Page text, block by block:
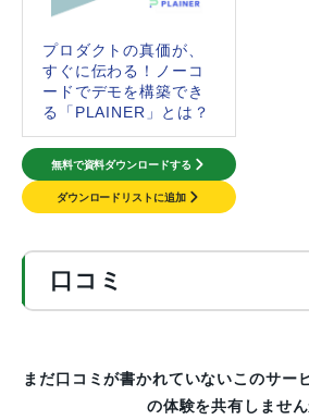
プロダクトの真価が、
すぐに伝わる！ノーコ
ードでデモを構築でき
る「PLAINER」とは？
無料で資料ダウンロードする
ダウンロードリストに追加
口コミ
まだ口コミが書かれていないこのサー
の体験を共有しません